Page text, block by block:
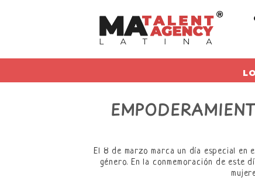
El 8 de marzo marca un día especial
género. En la conmemoración de